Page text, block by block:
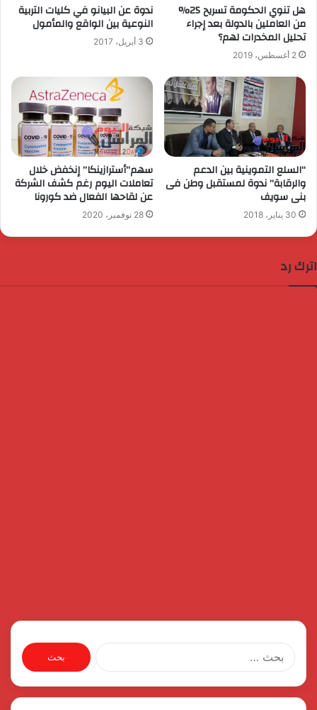
هل تنوي الحكومة تسريح 25%
من العاملين بالدولة بعد إجراء
تحليل المخدرات لهم؟
2 أغسطس، 2019
ندوة عن البيانو في كليات التربية
النوعية بين الواقع والمأمول
3 أبريل، 2017
“السلع التموينية بين الدعم
والرقابة” ندوة لمستقبل وطن فى
بنى سويف
30 يناير، 2018
سهم”أسترازينكا” إنخفض خلال
تعاملات اليوم رغم كشف الشركة
عن لقاحها الفعال ضد كورونا
28 نوفمبر، 2020
اترك رد
البحث
عن: